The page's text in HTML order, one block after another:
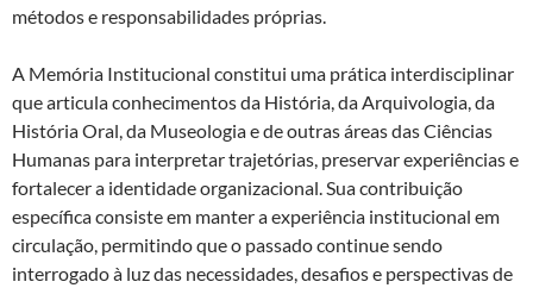
métodos e responsabilidades próprias.
A Memória Institucional constitui uma prática interdisciplinar
que articula conhecimentos da História, da Arquivologia, da
História Oral, da Museologia e de outras áreas das Ciências
Humanas para interpretar trajetórias, preservar experiências e
fortalecer a identidade organizacional. Sua contribuição
específica consiste em manter a experiência institucional em
circulação, permitindo que o passado continue sendo
interrogado à luz das necessidades, desafios e perspectivas de